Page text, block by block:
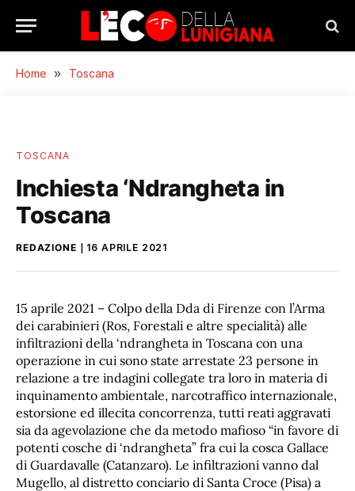
Home » Toscana
TOSCANA
Inchiesta ‘Ndrangheta in
Toscana
REDAZIONE 16 APRILE 2021
15 aprile 2021 – Colpo della Dda di Firenze con l’Arma
dei carabinieri (Ros, Forestali e altre specialità) alle
infiltrazioni della ‘ndrangheta in Toscana con una
operazione in cui sono state arrestate 23 persone in
relazione a tre indagini collegate tra loro in materia di
inquinamento ambientale, narcotraffico internazionale,
estorsione ed illecita concorrenza, tutti reati aggravati
sia da agevolazione che da metodo mafioso “in favore di
potenti cosche di ‘ndrangheta” fra cui la cosca Gallace
di Guardavalle (Catanzaro). Le infiltrazioni vanno dal
Mugello, al distretto conciario di Santa Croce (Pisa) a